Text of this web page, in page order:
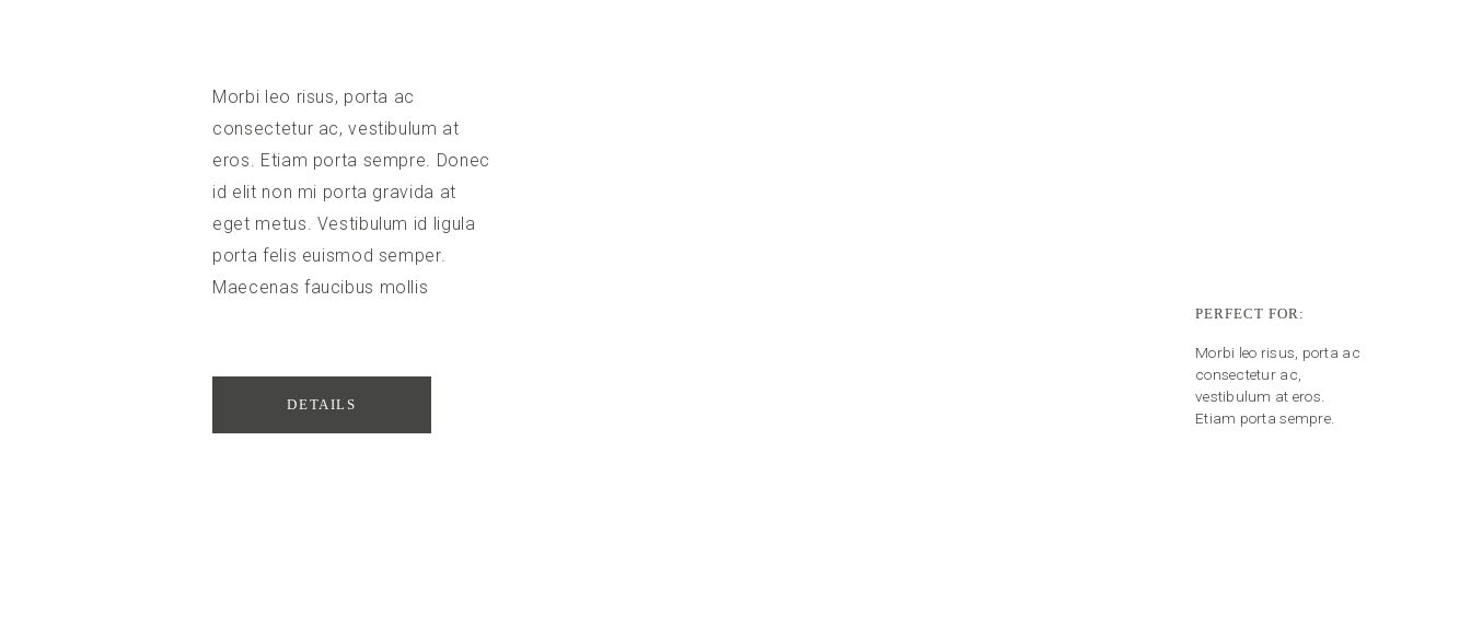
Morbi leo risus, porta ac
consectetur ac, vestibulum at
eros. Etiam porta sempre. Donec
id elit non mi porta gravida at
eget metus. Vestibulum id ligula
porta felis euismod semper.
Maecenas faucibus mollis
PERFECT FOR:
Morbi leo risus, porta ac
consectetur ac,
vestibulum at eros.
Etiam porta sempre.
DETAILS